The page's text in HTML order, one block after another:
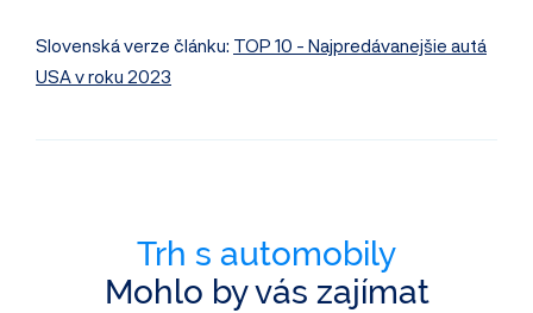
Slovenská verze článku: TOP 10 - Najpredávanejšie autá
USA v roku 2023
Trh s automobily
Mohlo by vás zajímat